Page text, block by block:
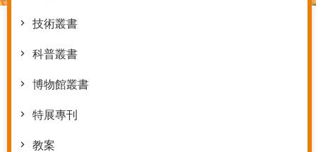
技術叢書
科普叢書
博物館叢書
特展專刊
教案